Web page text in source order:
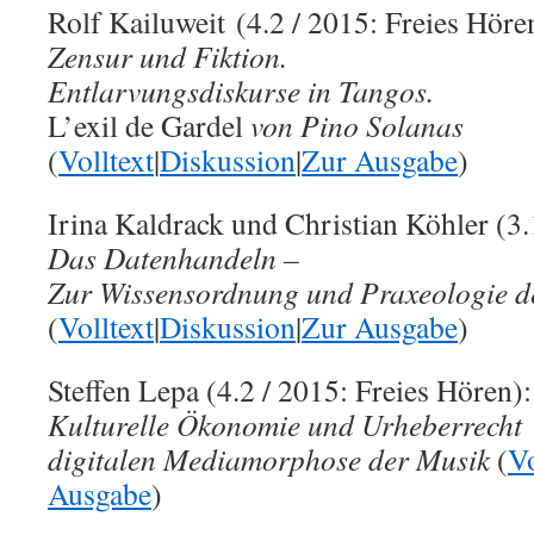
Rolf Kailuweit (4.2 / 2015: Freies
Zensur und Fiktion.
Entlarvungsdiskurse in Tangos.
L’exil de Gardelvon Pino Solanas
(Volltext|Diskussion|Zur Ausgabe)
Irina Kaldrack und Christian Köhler
Das Datenhandeln –
Zur Wissensordnung und Praxeologie
(Volltext|Diskussion|Zur Ausgabe)
Steffen Lepa (4.2 / 2015: Freies Hören):
Kulturelle Ökonomie und Urheberrecht
digitalen Mediamorphose der Musik(
Ausgabe)